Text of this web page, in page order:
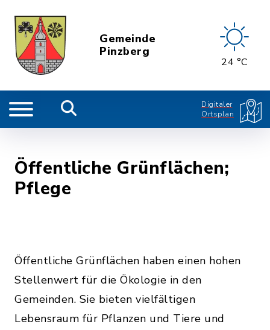
Gemeinde
Pinzberg
24 °C
Digitaler
Ortsplan
Öffentliche Grünflächen;
Pflege
Öffentliche Grünflächen haben einen hohen
Stellenwert für die Ökologie in den
Gemeinden. Sie bieten vielfältigen
Lebensraum für Pflanzen und Tiere und